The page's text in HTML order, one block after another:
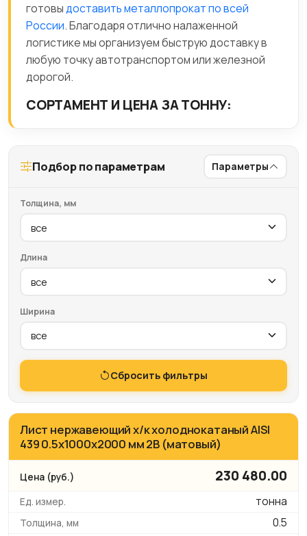
готовыдоставить металлопрокат по всей
России. Благодаря отлично налаженной
логистике мы организуем быструю доставку в
любую точку автотранспортом или железной
дорогой.
СОРТАМЕНТ И ЦЕНА ЗА ТОННУ:
Подбор по параметрам Параметры
Толщина, мм
Длина
Ширина
Сбросить фильтры
Лист нержавеющий х/к холоднокатаный AISI
439 0.5х1000х2000 мм 2B (матовый)
230 480.00
тонна
0.5